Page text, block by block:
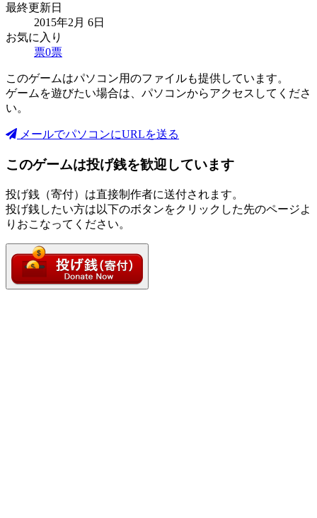
最終更新日
2015年2月 6日
お気に入り
票0票
このゲームはパソコン用のファイルも提供しています。
ゲームを遊びたい場合は、パソコンからアクセスしてくださ
い。
メールでパソコンにURLを送る
このゲームは投げ銭を歓迎しています
投げ銭（寄付）は直接制作者に送付されます。
投げ銭したい方は以下のボタンをクリックした先のページよ
りおこなってください。